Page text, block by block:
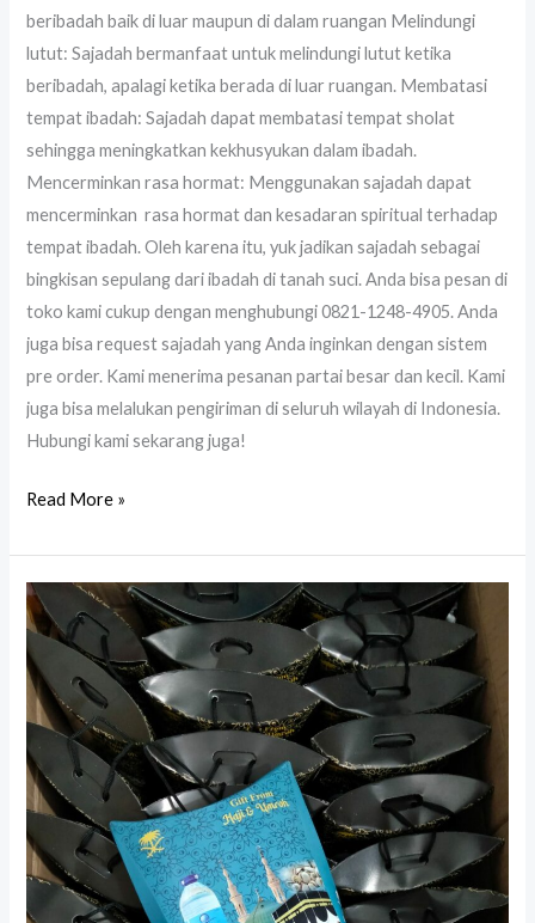
beribadah baik di luar maupun di dalam ruangan Melindungi
lutut: Sajadah bermanfaat untuk melindungi lutut ketika
beribadah, apalagi ketika berada di luar ruangan. Membatasi
tempat ibadah: Sajadah dapat membatasi tempat sholat
sehingga meningkatkan kekhusyukan dalam ibadah.
Mencerminkan rasa hormat: Menggunakan sajadah dapat
mencerminkan rasa hormat dan kesadaran spiritual terhadap
tempat ibadah. Oleh karena itu, yuk jadikan sajadah sebagai
bingkisan sepulang dari ibadah di tanah suci. Anda bisa pesan di
toko kami cukup dengan menghubungi 0821-1248-4905. Anda
juga bisa request sajadah yang Anda inginkan dengan sistem
pre order. Kami menerima pesanan partai besar dan kecil. Kami
juga bisa melalukan pengiriman di seluruh wilayah di Indonesia.
Hubungi kami sekarang juga!
Read More »
Oleh
Oleh
Haji
Umroh
Terdekat
di
Gunungkidul